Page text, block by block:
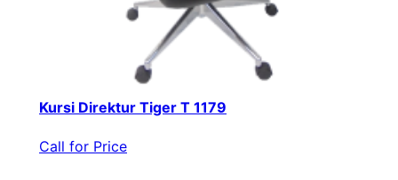
Kursi Direktur Tiger T 1179
Call for Price